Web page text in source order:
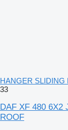
HANGER SLIDING
33
DAF XF 480 6X2
ROOF